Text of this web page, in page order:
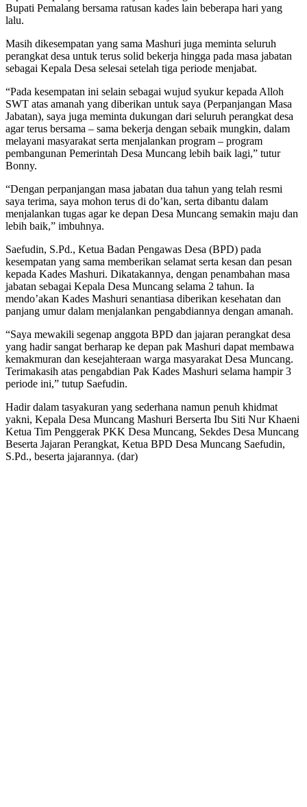
Bupati Pemalang bersama ratusan kades lain beberapa hari yang
lalu.
Masih dikesempatan yang sama Mashuri juga meminta seluruh
perangkat desa untuk terus solid bekerja hingga pada masa jabatan
sebagai Kepala Desa selesai setelah tiga periode menjabat.
“Pada kesempatan ini selain sebagai wujud syukur kepada Alloh
SWT atas amanah yang diberikan untuk saya (Perpanjangan Masa
Jabatan), saya juga meminta dukungan dari seluruh perangkat desa
agar terus bersama – sama bekerja dengan sebaik mungkin, dalam
melayani masyarakat serta menjalankan program – program
pembangunan Pemerintah Desa Muncang lebih baik lagi,” tutur
Bonny.
“Dengan perpanjangan masa jabatan dua tahun yang telah resmi
saya terima, saya mohon terus di do’kan, serta dibantu dalam
menjalankan tugas agar ke depan Desa Muncang semakin maju dan
lebih baik,” imbuhnya.
Saefudin, S.Pd., Ketua Badan Pengawas Desa (BPD) pada
kesempatan yang sama memberikan selamat serta kesan dan pesan
kepada Kades Mashuri. Dikatakannya, dengan penambahan masa
jabatan sebagai Kepala Desa Muncang selama 2 tahun. Ia
mendo’akan Kades Mashuri senantiasa diberikan kesehatan dan
panjang umur dalam menjalankan pengabdiannya dengan amanah.
“Saya mewakili segenap anggota BPD dan jajaran perangkat desa
yang hadir sangat berharap ke depan pak Mashuri dapat membawa
kemakmuran dan kesejahteraan warga masyarakat Desa Muncang.
Terimakasih atas pengabdian Pak Kades Mashuri selama hampir 3
periode ini,” tutup Saefudin.
Hadir dalam tasyakuran yang sederhana namun penuh khidmat
yakni, Kepala Desa Muncang Mashuri Berserta Ibu Siti Nur Khaeni
Ketua Tim Penggerak PKK Desa Muncang, Sekdes Desa Muncang
Beserta Jajaran Perangkat, Ketua BPD Desa Muncang Saefudin,
S.Pd., beserta jajarannya. (dar)